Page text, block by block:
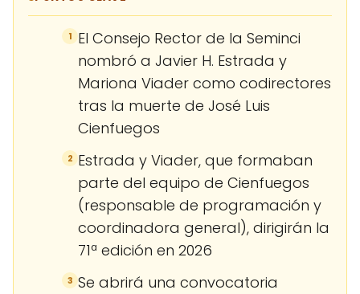
1 El Consejo Rector de la Seminci
nombró a Javier H. Estrada y
Mariona Viader como codirectores
tras la muerte de José Luis
Cienfuegos
2 Estrada y Viader, que formaban
parte del equipo de Cienfuegos
(responsable de programación y
coordinadora general), dirigirán la
71ª edición en 2026
3 Se abrirá una convocatoria